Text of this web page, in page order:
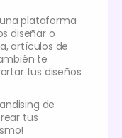
plataforma
diseñar o
artículos de
te
tus diseños
de
tus